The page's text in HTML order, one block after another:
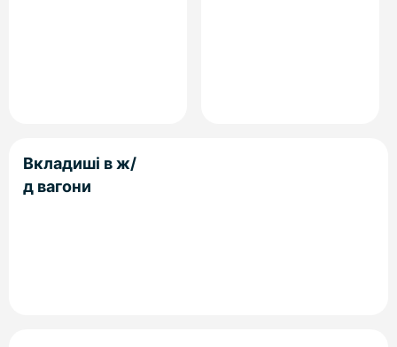
Вкладиші в ж/
д вагони